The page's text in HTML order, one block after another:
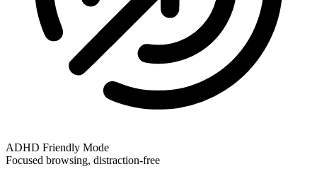
ADHD Friendly Mode
Focused browsing, distraction-free